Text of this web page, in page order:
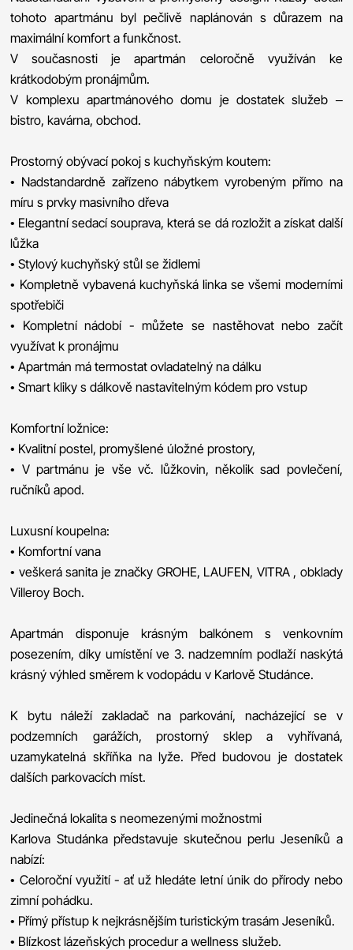
tohoto apartmánu byl pečlivě naplánován s důrazem na
maximální komfort a funkčnost.
V současnosti je apartmán celoročně využíván ke
krátkodobým pronájmům.
V komplexu apartmánového domu je dostatek služeb –
bistro, kavárna, obchod.
Prostorný obývací pokoj s kuchyňským koutem:
• Nadstandardně zařízeno nábytkem vyrobeným přímo na
míru s prvky masivního dřeva
• Elegantní sedací souprava, která se dá rozložit a získat další
lůžka
• Stylový kuchyňský stůl se židlemi
• Kompletně vybavená kuchyňská linka se všemi moderními
spotřebiči
• Kompletní nádobí - můžete se nastěhovat nebo začít
využívat k pronájmu
• Apartmán má termostat ovladatelný na dálku
• Smart kliky s dálkově nastavitelným kódem pro vstup
Komfortní ložnice:
• Kvalitní postel, promyšlené úložné prostory,
• V partmánu je vše vč. lůžkovin, několik sad povlečení,
ručníků apod.
Luxusní koupelna:
• Komfortní vana
• veškerá sanita je značky GROHE, LAUFEN, VITRA , obklady
Villeroy Boch.
Apartmán disponuje krásným balkónem s venkovním
posezením, díky umístění ve 3. nadzemním podlaží naskýtá
krásný výhled směrem k vodopádu v Karlově Studánce.
K bytu náleží zakladač na parkování, nacházející se v
podzemních garážích, prostorný sklep a vyhřívaná,
uzamykatelná skříňka na lyže. Před budovou je dostatek
dalších parkovacích míst.
Jedinečná lokalita s neomezenými možnostmi
Karlova Studánka představuje skutečnou perlu Jeseníků a
nabízí:
• Celoroční využití - ať už hledáte letní únik do přírody nebo
zimní pohádku.
• Přímý přístup k nejkrásnějším turistickým trasám Jeseníků.
• Blízkost lázeňských procedur a wellness služeb.